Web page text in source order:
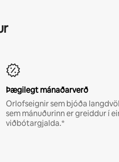
Þægilegt mánaðarverð
Orlofseignir sem bjóða
sem mánuðurinn er greiddur í
viðbótargjalda.*